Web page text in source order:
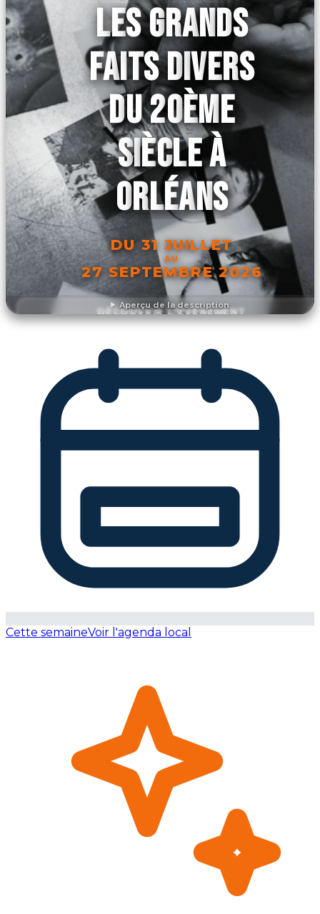
Aperçu de la description
LES GRANDS
FAITS DIVERS
DU 20ÈME
SIÈCLE À
ORLÉANS
DU 31 JUILLET
AU
27 SEPTEMBRE 2026
DÉCOUVRIR L'ÉVÉNEMENT
Cette semaineVoir l'agenda local